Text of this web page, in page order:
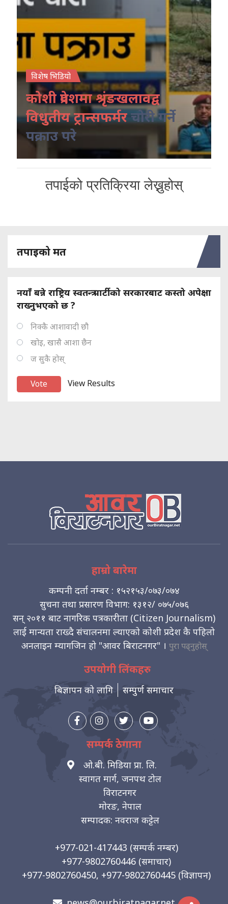
विशेष भिडियो
कोशी प्रदेशमा श्रृंङखलावद्व
विधुतीय ट्रान्सफर्मरचोरी गर्ने
पक्राउ परे
तपाईको प्रतिक्रिया लेख्नुहोस्
तपाइको मत
नयाँ बन्ने राष्ट्रिय स्वतन्त्र पार्टीको सरकारबाट कस्तो अपेक्षा
राख्नुभएको छ ?
निक्कै आशावादी छौ
खोइ, खासै आशा छैन
ज सुकै होस्
View Results
हाम्रो बारेमा
कम्पनी दर्ता नम्बर : १५२१५३/०७३/०७४
सुचना तथा प्रसारण विभाग: १३१२/ ०७५/०७६
सन् २०११ बाट नागरिक पत्रकारीता (Citizen Journalism)
लाई मान्यता राख्दै संचालनमा ल्याएको कोशी प्रदेश कै पहिलो
अनलाइन म्यागजिन हो "आवर बिराटनगर" । पुरा पढ्नुहोस्
उपयोगी लिंकहरु
बिज्ञापन को लागि सम्पुर्ण समाचार
सम्पर्क ठेगाना
ओ.बी. मिडिया प्रा. लि.
स्वागत मार्ग, जनपथ टोल
विराटनगर
मोरङ, नेपाल
सम्पादक: नवराज कट्टेल
+977-021-417443 (सम्पर्क नम्बर)
+977-9802760446 (समाचार)
+977-9802760450, +977-9802760445 (विज्ञापन)